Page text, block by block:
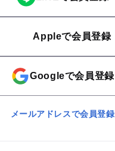
Appleで会員登録
Googleで会員登録
メールアドレスで会員登録